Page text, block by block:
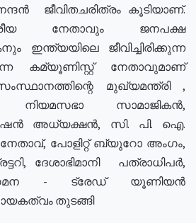
ജീവിതചരിത്രം കൂടിയാണ്.
നേതാവും ജനപക്ഷ
ഇന്ത്യയിലെ ജീവിച്ചിരിക്കുന്ന
കമ്യൂണിസ്റ്റ് നേതാവുമാണ്
മുഖ്യമന്ത്രി ,
നിയമസഭാ സാമാജികൻ,
അധ്യക്ഷൻ, സി. പി. ഐ.
പോളിറ്റ് ബ്യുറോ അംഗം,
ദേശാഭിമാനി പത്രാധിപർ,
- ട്രേഡ് യൂണിയൻ
തുടങ്ങി